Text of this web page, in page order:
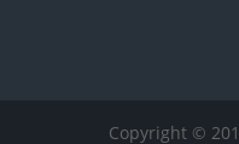
Copyright ©